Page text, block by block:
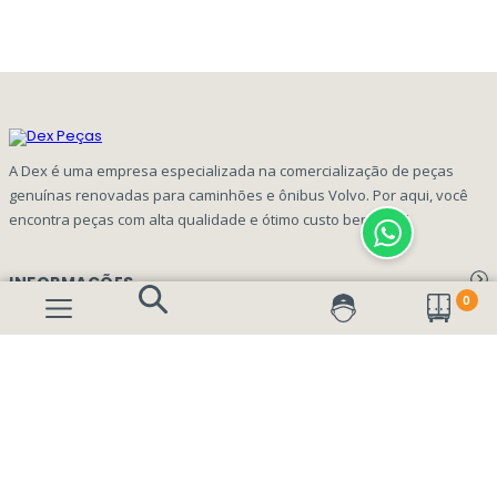
0
A Dex é uma empresa especializada na comercialização de peças
genuínas renovadas para caminhões e ônibus Volvo. Por aqui, você
encontra peças com alta qualidade e ótimo custo benefício!
INFORMAÇÕES
Aviso de privacidade Dex Peças
A EMPRESA